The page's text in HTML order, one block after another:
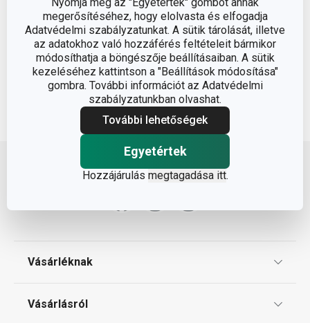
megerősítéséhez, hogy elolvasta és elfogadja
Adatvédelmi szabályzatunkat. A sütik tárolását, illetve
az adatokhoz való hozzáférés feltételeit bármikor
módosíthatja a böngészője beállításaiban. A sütik
kezeléséhez kattintson a "Beállítások módosítása"
gombra. További információt az Adatvédelmi
szabályzatunkban olvashat.
További lehetőségek
Egyetértek
Hozzájárulás megtagadása itt.
Vásárléknak
Vásárlásról